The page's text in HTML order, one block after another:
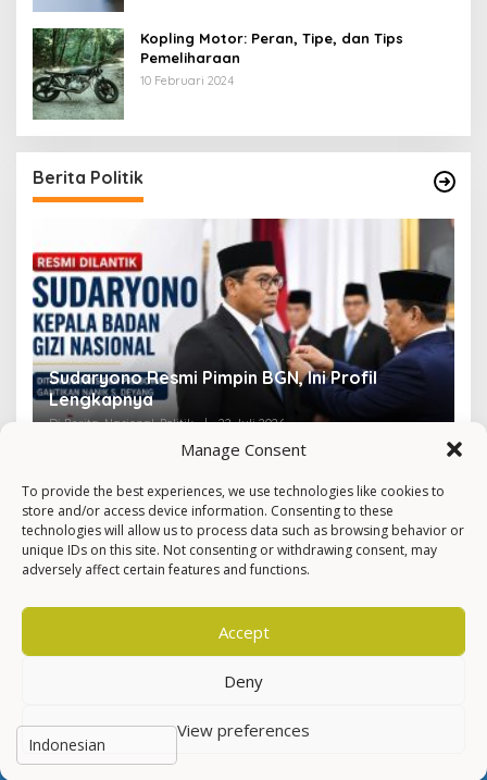
Manage Consent
To provide the best experiences, we use technologies like cookies to
store and/or access device information. Consenting to these
technologies will allow us to process data such as browsing behavior or
unique IDs on this site. Not consenting or withdrawing consent, may
adversely affect certain features and functions.
Accept
Deny
View preferences
Kopling Motor: Peran, Tipe, dan Tips
Pemeliharaan
10 Februari 2024
Berita Politik
Sudaryono Resmi Pimpin BGN, Ini Profil
Lengkapnya
Di Berita, Nasional, Politik | 22 Juli 2026 Di
Hak Cipta © Newkarma
Privacy Policy & Terms of Service
Indeks Berita